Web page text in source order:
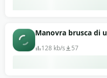
Manovra brusca di
128 kb/s 57